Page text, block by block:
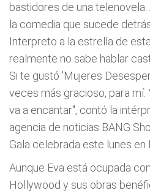
bastidores de una
la comedia que sucede
Interpreto a la estrella de
realmente no sabe hablar
Si te gustó 'Mujeres
veces más gracioso, para mí.
va a encantar", contó la
agencia de noticias BANG
Gala celebrada este lunes en
Aunque Eva está ocupada
Hollywood y sus obras